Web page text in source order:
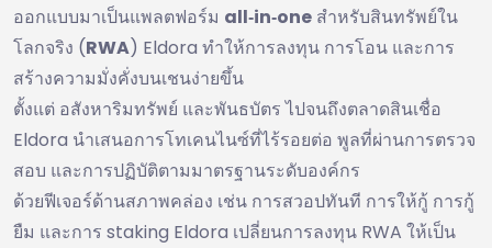
ออกแบบมาเป็นแพลตฟอร์ม all‑in‑one สำหรับสินทรัพย์ใน
โลกจริง (RWA) Eldora ทำให้การลงทุน การโอน และการ
สร้างความมั่งคั่งบนเชนง่ายขึ้น
ตั้งแต่ อสังหาริมทรัพย์ และพันธบัตร ไปจนถึงตลาดสินเชื่อ
Eldora นำเสนอการโทเคนไนซ์ที่ไร้รอยต่อ พูลที่ผ่านการตรวจ
สอบ และการปฏิบัติตามมาตรฐานระดับองค์กร
ด้วยฟีเจอร์ด้านสภาพคล่อง เช่น การสวอปทันที การให้กู้ การกู้
ยืม และการ staking Eldora เปลี่ยนการลงทุน RWA ให้เป็น